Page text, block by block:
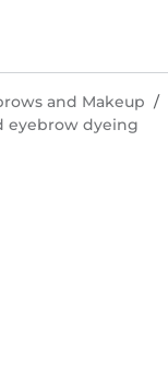
and Makeup
eyebrow dyeing